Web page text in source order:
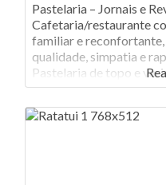
Pastelaria – Jornais e
Cafetaria/restaurante
familiar e
qualidade, simpatia e
Pastelaria de topo e
atendimento excelente.
torna, de tal forma